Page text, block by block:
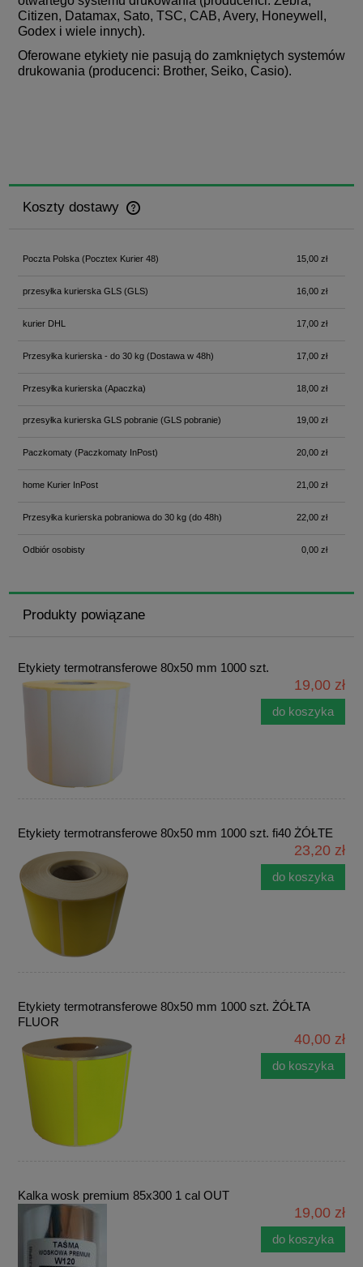
Citizen, Datamax, Sato, TSC, CAB, Avery, Honeywell,
Godex i wiele innych).
Oferowane etykiety nie pasują do zamkniętych systemów
drukowania (producenci: Brother, Seiko, Casio).
Koszty dostawy
Cena nie zawiera ewentualnych kosztów płatności
Poczta Polska(Pocztex Kurier 48) 15,00 zł
przesyłka kurierska GLS(GLS) 16,00 zł
kurier DHL 17,00 zł
Przesyłka kurierska - do 30 kg(Dostawa w 48h) 17,00 zł
Przesyłka kurierska (Apaczka) 18,00 zł
przesyłka kurierska GLS pobranie(GLS pobranie) 19,00 zł
Paczkomaty(Paczkomaty InPost) 20,00 zł
home Kurier InPost 21,00 zł
Przesyłka kurierska pobraniowa do 30 kg(do 48h) 22,00 zł
Odbiór osobisty 0,00 zł
Produkty powiązane
Etykiety termotransferowe 80x50 mm 1000 szt.
19,00 zł
do koszyka
Etykiety termotransferowe 80x50 mm 1000 szt. fi40 ŻÓŁTE
23,20 zł
do koszyka
Etykiety termotransferowe 80x50 mm 1000 szt. ŻÓŁTA
FLUOR
40,00 zł
do koszyka
Kalka wosk premium 85x300 1 cal OUT
19,00 zł
do koszyka